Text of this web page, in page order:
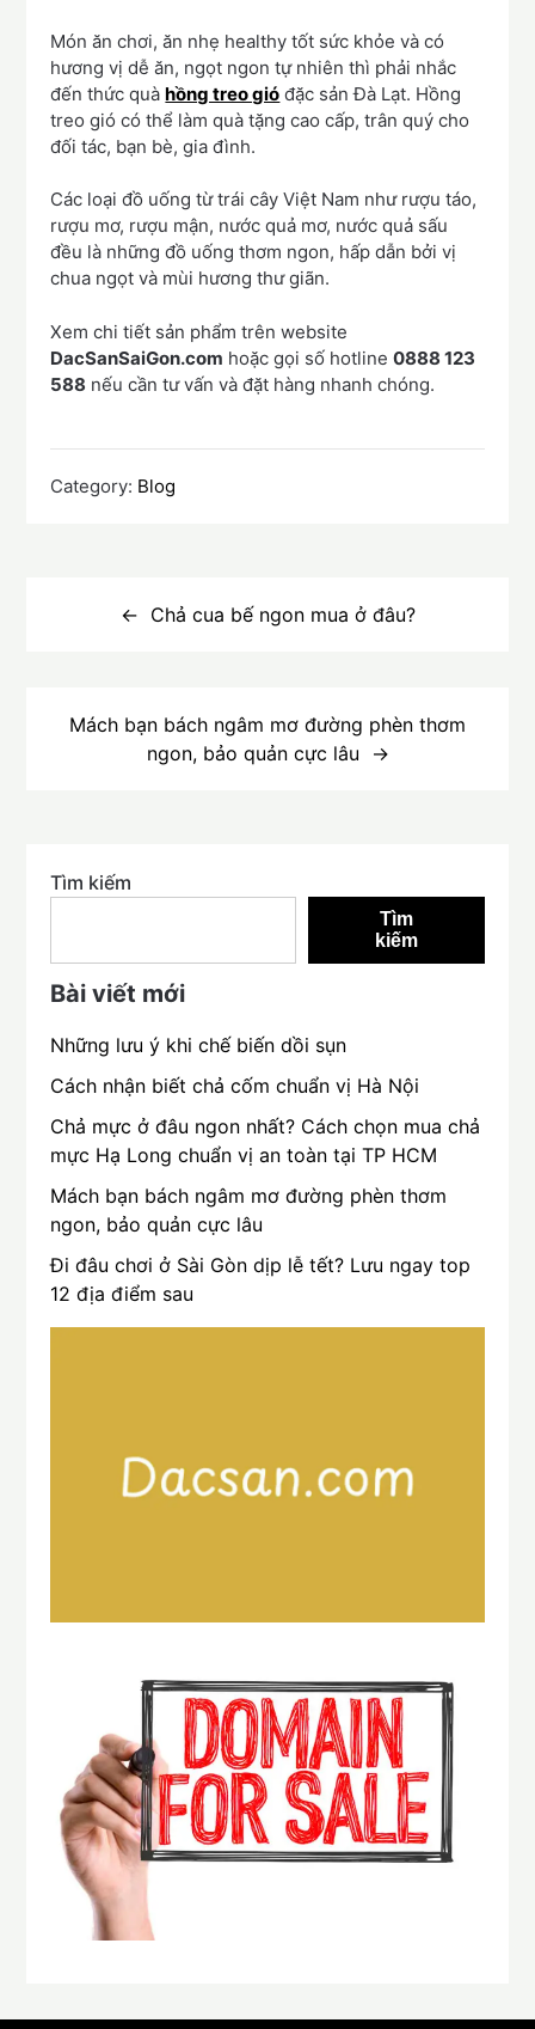
Món ăn chơi, ăn nhẹ healthy tốt sức khỏe và có
hương vị dễ ăn, ngọt ngon tự nhiên thì phải nhắc
đến thức quàhồng treo gió đặc sản Đà Lạt. Hồng
treo gió có thể làm quà tặng cao cấp, trân quý cho
đối tác, bạn bè, gia đình.
Các loại đồ uống từ trái cây Việt Nam như rượu táo,
rượu mơ, rượu mận, nước quả mơ, nước quả sấu
đều là những đồ uống thơm ngon, hấp dẫn bởi vị
chua ngọt và mùi hương thư giãn.
Xem chi tiết sản phẩm trên website
DacSanSaiGon.com hoặc gọi số hotline0888 123
588 nếu cần tư vấn và đặt hàng nhanh chóng.
Category: Blog
Chả cua bế ngon mua ở đâu?
Mách bạn bách ngâm mơ đường phèn thơm
ngon, bảo quản cực lâu
Tìm kiếm
Tìm
kiếm
Bài viết mới
Những lưu ý khi chế biến dồi sụn
Cách nhận biết chả cốm chuẩn vị Hà Nội
Chả mực ở đâu ngon nhất? Cách chọn mua chả
mực Hạ Long chuẩn vị an toàn tại TP HCM
Mách bạn bách ngâm mơ đường phèn thơm
ngon, bảo quản cực lâu
Đi đâu chơi ở Sài Gòn dịp lễ tết? Lưu ngay top
12 địa điểm sau